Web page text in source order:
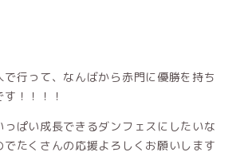
行って、なんばから赤門に優勝を持ち
！！！！
っぱい成長できるダンフェスにしたいな
でたくさんの応援よろしくお願いします